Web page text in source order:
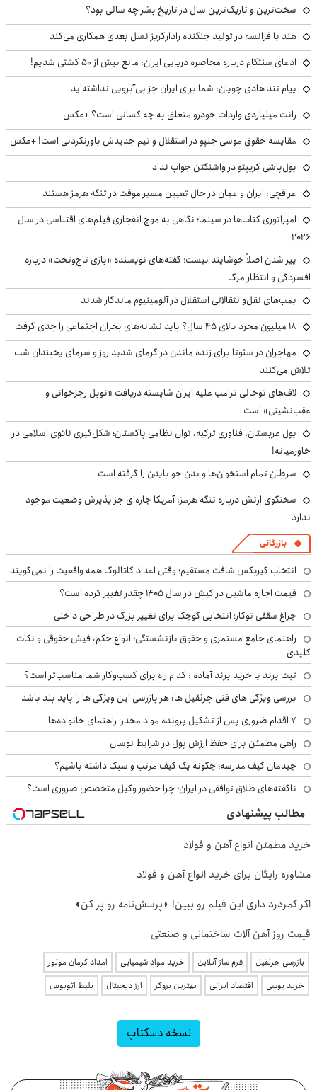
سخت‌ترین و تاریک‌ترین سال در تاریخ بشر چه سالی بود؟
هند با فرانسه در تولید جنگنده رادارگریز نسل بعدی همکاری می‌کند
ادعای سنتکام درباره محاصره دریایی ایران: مانع بیش از ۵۰ کشتی شدیم!
پیام تند هادی چوپان: شما برای ایران جز بی‌آبرویی نداشته‌اید
رانت میلیاردی واردات خودرو متعلق به چه کسانی است؟ +عکس
مقایسه حقوق موسی جنپو در استقلال و تیم جدیدش باورنکردنی است! +عکس
پول‌پاشی کریپتو در واشنگتن جواب نداد
عراقچی: ایران و عمان در حال تعیین مسیر موقت در تنگه هرمز هستند
امپراتوری کتاب‌ها در سینما؛ نگاهی به موج انفجاری فیلم‌های اقتباسی در سال
۲۰۲۶
پیر شدن اصلاً خوشایند نیست؛ گفته‌های نویسنده «بازی تاج‌وتخت» درباره
افسردگی و انتظار مرگ
بمب‌های نقل‌وانتقالاتی استقلال در آلومینیوم ماندگار شدند
۱۸ میلیون مجرد بالای ۴۵ سال؟ باید نشانه‌های بحران اجتماعی را جدی گرفت
مهاجران در سئوتا برای زنده ماندن در گرمای شدید روز و سرمای یخبندان شب
تلاش می‌کنند
لاف‌های توخالی ترامپ علیه ایران شایسته دریافت «نوبل رجزخوانی و
عقب‌نشینی» است
پول عربستان، فناوری ترکیه، توان نظامی پاکستان؛ شکل‌گیری ناتوی اسلامی در
خاورمیانه!
سرطان تمام استخوان‌ها و بدن جو بایدن را گرفته است
سخنگوی ارتش درباره تنگه هرمز: آمریکا چاره‌ای جز پذیرش وضعیت موجود
ندارد
بازرگانی
انتخاب گیربکس شافت مستقیم؛ وقتی اعداد کاتالوگ همه واقعیت را نمی‌گویند
قیمت اجاره ماشین در کیش در سال ۱۴۰۵ چقدر تغییر کرده است؟
چراغ سقفی توکار؛ انتخابی کوچک برای تغییر بزرگ در طراحی داخلی
راهنمای جامع مستمری و حقوق بازنشستگی؛ انواع حکم، فیش حقوقی و نکات
کلیدی
ثبت برند یا خرید برند آماده : کدام راه برای کسب‌وکار شما مناسب‌تر است؟
بررسی ویژگی های فنی جرثقیل ها: هر بازرسی این ویژگی ها را باید بلد باشد
۷ اقدام ضروری پس از تشکیل پرونده مواد مخدر؛ راهنمای خانواده‌ها
راهی مطمئن برای حفظ ارزش پول در شرایط نوسان
چیدمان کیف مدرسه؛ چگونه یک کیف مرتب و سبک داشته باشیم؟
ناگفته‌های طلاق توافقی در ایران؛ چرا حضور وکیل متخصص ضروری است؟
مطالب پیشنهادی
خرید مطمئن انواع آهن و فولاد
مشاوره رایگان برای خرید انواع آهن و فولاد
اگر کمردرد داری این فیلم رو ببین! ◗پرسش‌نامه رو پر کن◖
قیمت روز آهن آلات ساختمانی و صنعتی
بازرسی جرثقیل فرم ساز آنلاین خرید مواد شیمیایی
امداد کرمان موتور
خرید یوسی
اقتصاد ایرانی بهترین بروکر ارز دیجیتال بلیط اتوبوس
نسخه دسکتاپ